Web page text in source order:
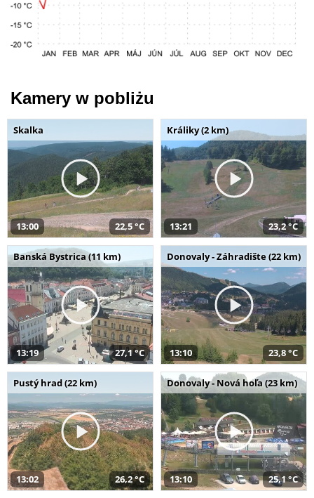
Kamery w pobliżu
Skalka
13:00 22,5 °C
Králiky (2 km)
13:21 23,2 °C
Banská Bystrica (11 km)
13:19 27,1 °C
Donovaly - Záhradište (22 km)
13:10 23,8 °C
Pustý hrad (22 km)
13:02 26,2 °C
Donovaly - Nová hoľa (23 km)
13:10 25,1 °C